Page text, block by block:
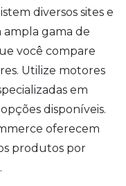
diversos sites e
gama de
você compare
Utilize motores
em
disponíveis.
oferecem
produtos por